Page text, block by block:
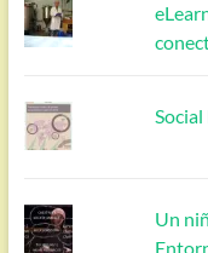
Un